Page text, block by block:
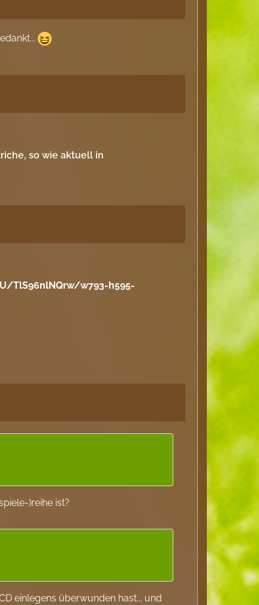
so wie aktuell in
TlS96nlNQrw/w793-h595-
)reihe ist?
einlegens überwunden hast... und